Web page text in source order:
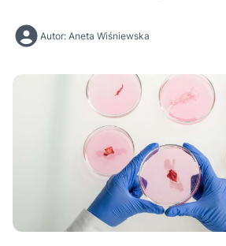
Autor: Aneta Wiśniewska